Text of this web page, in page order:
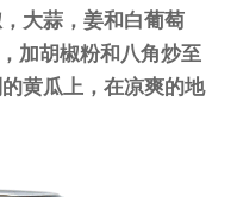
大蒜，姜和白葡萄
加胡椒粉和八角炒至
黄瓜上，在凉爽的地